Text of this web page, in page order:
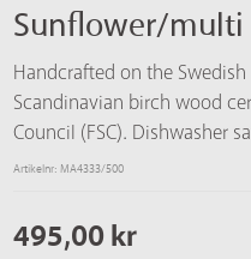
Sunflower/multi
Handcrafted on the
Scandinavian birch wood
Council (FSC). Dishwasher
Artikelnr: MA4333/500
495,00kr